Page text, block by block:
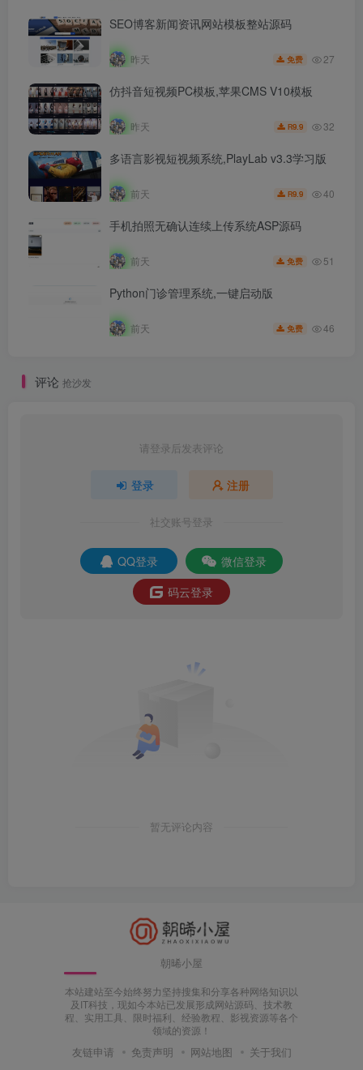
SEO博客新闻资讯网站模板整站源码
昨天 免费 27
仿抖音短视频PC模板,苹果CMS V10模板
昨天 R9.9 32
多语言影视短视频系统,PlayLab v3.3学习版
前天 R9.9 40
手机拍照无确认连续上传系统ASP源码
前天 免费 51
Python门诊管理系统,一键启动版
前天 免费 46
评论 抢沙发
请登录后发表评论
登录 注册
社交账号登录
QQ登录
微信登录
码云登录
暂无评论内容
朝晞小屋
本站建站至今始终努力坚持搜集和分享各种网络知识以
及IT科技，现如今本站已发展形成网站源码、技术教
程、实用工具、限时福利、经验教程、影视资源等各个
领域的资源！
友链申请 免责声明 网站地图 关于我们